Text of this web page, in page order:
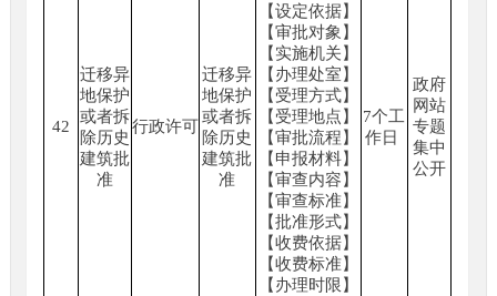
42
迁移异
地保护
或者拆
除历史
建筑批
准
行政许可
迁移异
地保护
或者拆
除历史
建筑批
准
【设定依据】
【审批对象】
【实施机关】
【办理处室】
【受理方式】
【受理地点】
【审批流程】
【申报材料】
【审查内容】
【审查标准】
【批准形式】
【收费依据】
【收费标准】
【办理时限】
7个工
作日
政府
网站
专题
集中
公开